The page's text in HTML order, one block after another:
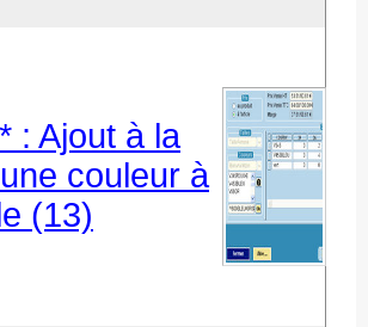
: Ajout à la
couleur à
(13)